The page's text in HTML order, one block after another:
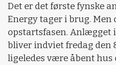
Det er det første fynske
Energy tager i brug.
opstartsfasen. Anlægget
bliver indviet fredag den
ligeledes være åbent hus